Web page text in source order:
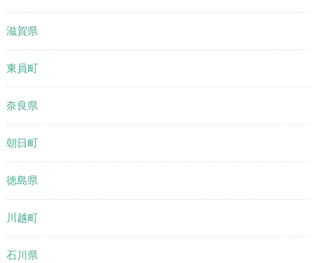
滋賀県
東員町
奈良県
朝日町
徳島県
川越町
石川県